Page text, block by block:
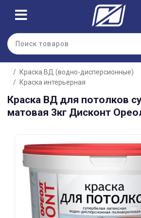
Краска ВД (водно-дисперсионные)
Краска интерьерная
Краска ВД для потолков
матовая 3кг Дисконт
Для клиентов всех банков
Разбейте
оплату на части
без переплат
График платежей
Сегодня